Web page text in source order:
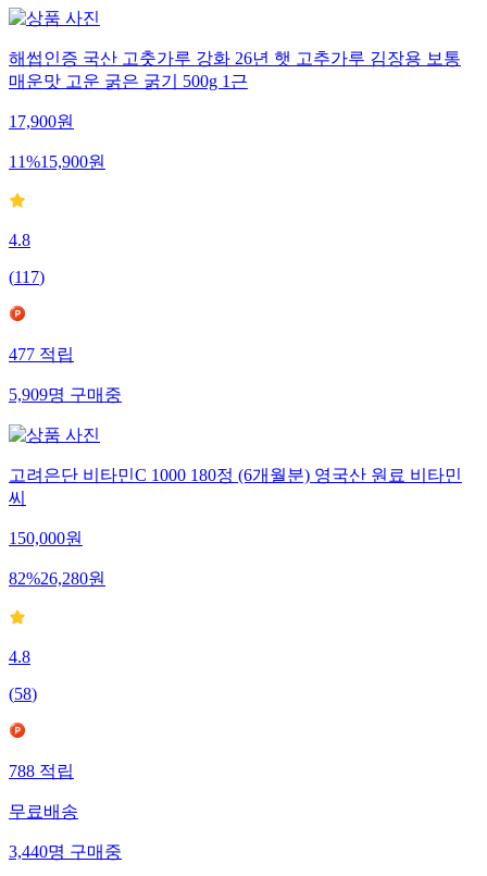
해썹인증 국산 고춧가루 강화 26년 햇 고추가루 김장용 보통
매운맛 고운 굵은 굵기 500g 1근
17,900원
11%15,900원
4.8
(117)
477적립
5,909명구매중
고려은단 비타민C 1000 180정 (6개월분) 영국산 원료 비타민
씨
150,000원
82%26,280원
4.8
(58)
788적립
무료배송
3,440명구매중